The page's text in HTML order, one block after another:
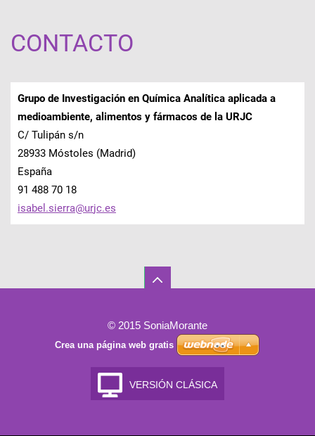
CONTACTO
Grupo de Investigación en Química Analítica aplicada a
medioambiente, alimentos y fármacos de la URJC
C/ Tulipán s/n
28933 Móstoles (Madrid)
España
91 488 70 18
isabel.sierra@urjc.es
© 2015 SoniaMorante
Crea una página web gratis
VERSIÓN CLÁSICA